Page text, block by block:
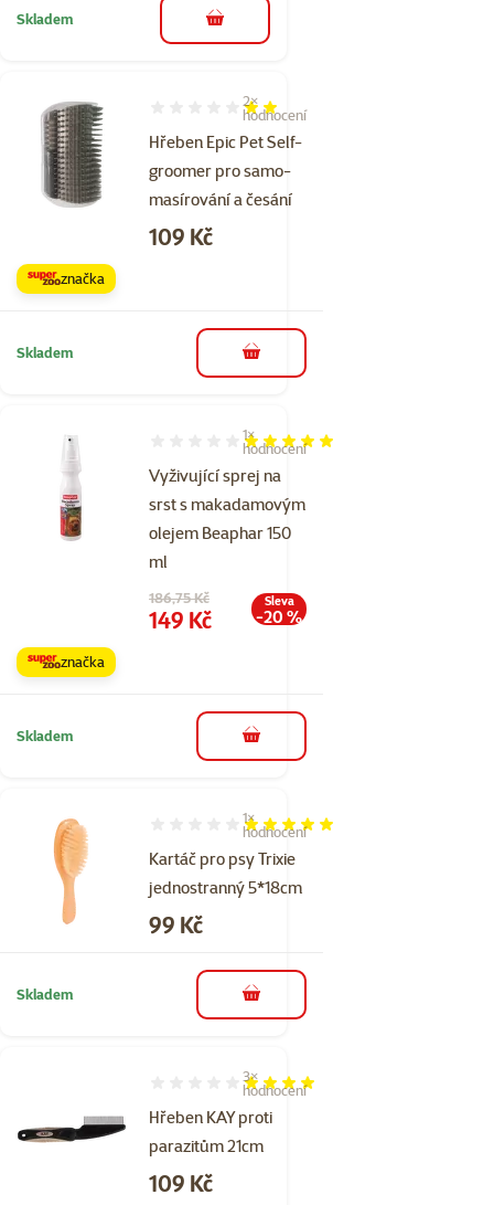
Skladem do košíku
Hřeben Epic Pet Self-
groomer pro samo-
masírování a česání
Hodnocení 40%, počet hodnocení: 2
2×
hodnocení
Cena
109 Kč
značka
Skladem do košíku
Vyživující sprej na
srst s makadamovým
olejem Beaphar 150
ml
Hodnocení 100%, počet hodnocení: 1
1×
hodnocení
Původní cena
186,75 Kč
Cena
149 Kč
Sleva
-20 %
značka
Skladem do košíku
Kartáč pro psy Trixie
jednostranný 5*18cm
Hodnocení 100%, počet hodnocení: 1
1×
hodnocení
Cena
99 Kč
Skladem do košíku
Hřeben KAY proti
parazitům 21cm
Hodnocení 80%, počet hodnocení: 3
3×
hodnocení
Cena
109 Kč